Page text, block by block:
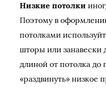
Низкие потолки
Поэтому в
потолками
шторы или занавески
длиной от потолка до
«раздвинуть» низкое